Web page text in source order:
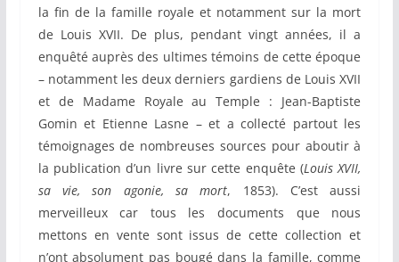
la fin de la famille royale et notamment sur la mort
de Louis XVII. De plus, pendant vingt années, il a
enquêté auprès des ultimes témoins de cette époque
– notamment les deux derniers gardiens de Louis XVII
et de Madame Royale au Temple : Jean-Baptiste
Gomin et Etienne Lasne – et a collecté partout les
témoignages de nombreuses sources pour aboutir à
la publication d’un livre sur cette enquête (Louis XVII,
sa vie, son agonie, sa mort, 1853). C’est aussi
merveilleux car tous les documents que nous
mettons en vente sont issus de cette collection et
n’ont absolument pas bougé dans la famille, comme